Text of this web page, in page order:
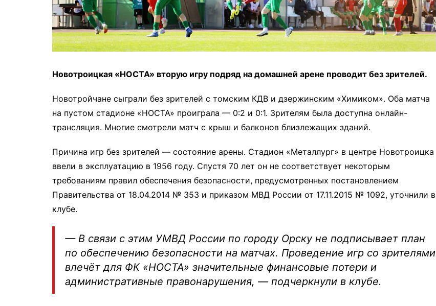
Новотроицкая «НОСТА» вторую игру подряд на домашней арене проводит без зрителей.
Новотройчане сыграли без зрителей с томским КДВ и дзержинским «Химиком». Оба матча
на пустом стадионе «НОСТА» проиграла — 0:2 и 0:1. Зрителям была доступна онлайн-
трансляция. Многие смотрели матч с крыш и балконов близлежащих зданий.
Причина игр без зрителей — состояние арены. Стадион «Металлург» в центре Новотроицка
ввели в эксплуатацию в 1956 году. Спустя 70 лет он не соответствует некоторым
требованиям правил обеспечения безопасности, предусмотренных постановлением
Правительства от 18.04.2014 № 353 и приказом МВД России от 17.11.2015 № 1092, уточнили в
клубе.
— В связи с этим УМВД России по городу Орску не подписывает план
по обеспечению безопасности на матчах. Проведение игр со зрителями
влечёт для ФК «НОСТА» значительные финансовые потери и
административные правонарушения, — подчеркнули в клубе.